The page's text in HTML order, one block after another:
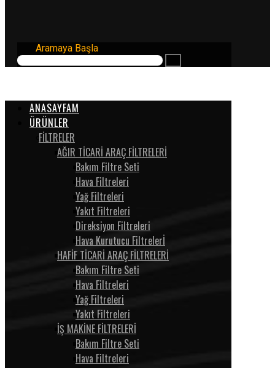
Aramaya Başla
ANASAYFAM
ÜRÜNLER
FİLTRELER
AĞIR TİCARİ ARAÇ FİLTRELERİ
Bakım Filtre Seti
Hava Filtreleri
Yağ Filtreleri
Yakıt Filtreleri
Direksiyon Filtreleri
Hava Kurutucu Filtrelerİ
HAFİF TİCARİ ARAÇ FİLTRELERİ
Bakım Filtre Seti
Hava Filtreleri
Yağ Filtreleri
Yakıt Filtreleri
İŞ MAKİNE FİLTRELERİ
Bakım Filtre Seti
Hava Filtreleri